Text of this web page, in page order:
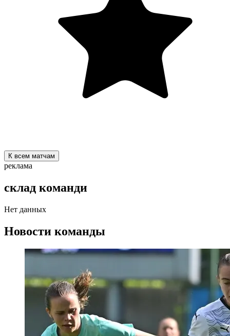
К всем матчам
реклама
склад команди
Нет данных
Новости команды